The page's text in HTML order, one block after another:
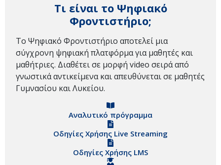
Τι είναι το Ψηφιακό
Φροντιστήριο;
Το Ψηφιακό Φροντιστήριο αποτελεί μια
σύγχρονη ψηφιακή πλατφόρμα για μαθητές και
μαθήτριες. Διαθέτει σε μορφή video σειρά από
γνωστικά αντικείμενα και απευθύνεται σε μαθητές
Γυμνασίου και Λυκείου.
Αναλυτικό πρόγραμμα
Οδηγίες Χρήσης Live Streaming
Οδηγίες Χρήσης LMS